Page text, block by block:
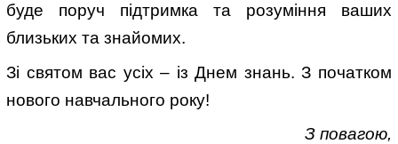
буде поруч підтримка та розуміння ваших
близьких та знайомих.
Зі святом вас усіх – із Днем знань. З початком
нового навчального року!
З повагою,